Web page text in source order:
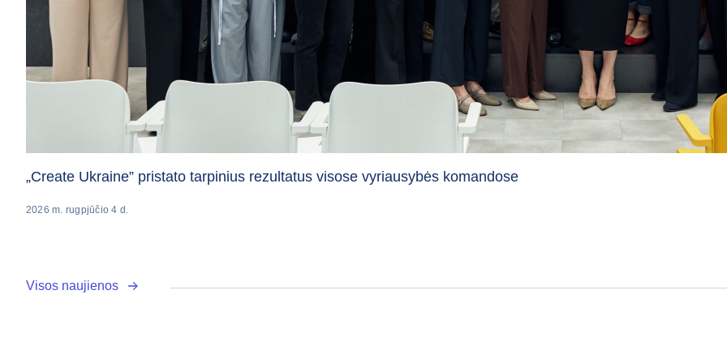
„Create Ukraine” pristato tarpinius rezultatus visose vyriausybės komandose
2026 m. rugpjūčio 4 d.
Visos naujienos